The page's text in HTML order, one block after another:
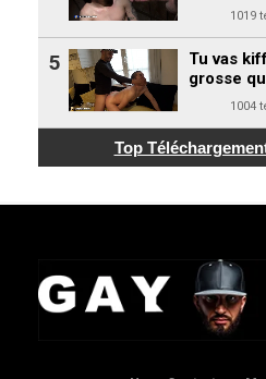
1019
Tu vas
grosse
1004
5
Top